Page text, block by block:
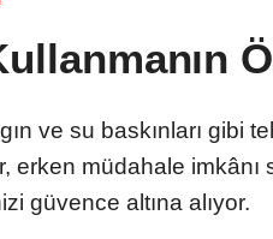
ve su baskınları gibi
müdahale imkânı
güvence altına alıyor.